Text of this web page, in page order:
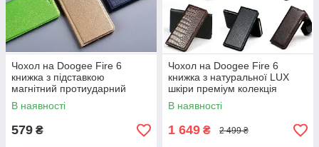
Чохол на Doogee Fire 6
книжка з підставкою
магнітний протиударний
вологостійкий "HLT"
В наявності
579 ₴
Чохол на Doogee Fire 6
книжка з натуральної LUX
шкіри преміум колекція
"SIGNATURE"
В наявності
1 649 ₴ 2 499 ₴